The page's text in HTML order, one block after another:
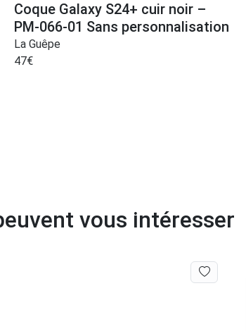
Coque Galaxy S24+ cuir noir –
PM-066-01 Sans personnalisation
La Guêpe
47€
vous intéresser